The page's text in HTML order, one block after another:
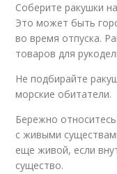
Соберите ракушки
Это может быть
во время отпуска.
товаров для
Не подбирайте
морские обитатели.
Бережно
с живыми
еще живой, если
существо.